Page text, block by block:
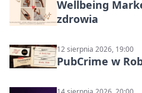
Wellbeing
zdrowia
12 sierpnia 2026, 19:00
PubCrime w